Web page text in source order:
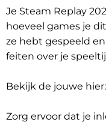
Je Steam Replay
hoeveel games je
ze hebt gespeeld
feiten over je
Bekijk de jouwe hier:
Zorg ervoor dat je